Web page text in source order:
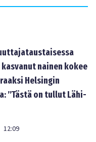
kasvanut nainen kokee
Helsingin
”Tästä on tullut Lähi-
12:09